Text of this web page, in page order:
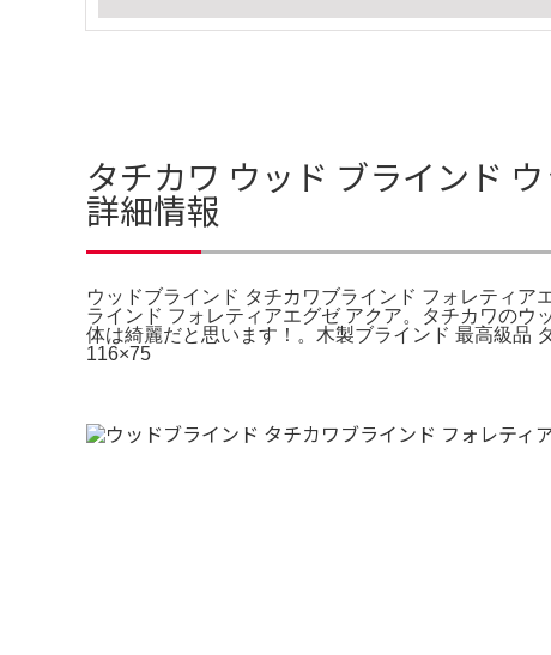
タチカワ ウッド ブラインド
詳細情報
ウッドブラインド タチカワブラインド フォレティ
ラインド フォレティアエグゼ アクア。タチカワの
体は綺麗だと思います！。木製ブラインド 最高級
116×75